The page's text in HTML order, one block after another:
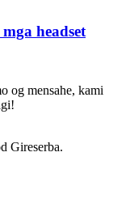
headset
og mensahe, kami
Gireserba.